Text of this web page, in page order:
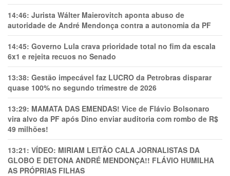
14:46: Jurista Wálter Maierovitch aponta abuso de
autoridade de André Mendonça contra a autonomia da PF
14:45: Governo Lula crava prioridade total no fim da escala
6x1 e rejeita recuos no Senado
13:38: Gestão impecável faz LUCRO da Petrobras disparar
quase 100% no segundo trimestre de 2026
13:29: MAMATA DAS EMENDAS! Vice de Flávio Bolsonaro
vira alvo da PF após Dino enviar auditoria com rombo de R$
49 milhões!
13:21: VÍDEO: MIRIAM LEITÃO CALA JORNALISTAS DA
GLOBO E DETONA ANDRÉ MENDONÇA!! FLÁVIO HUMILHA
AS PRÓPRIAS FILHAS